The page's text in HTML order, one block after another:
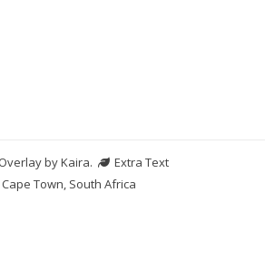
byKaira.
Extra Text
Cape Town, South Africa